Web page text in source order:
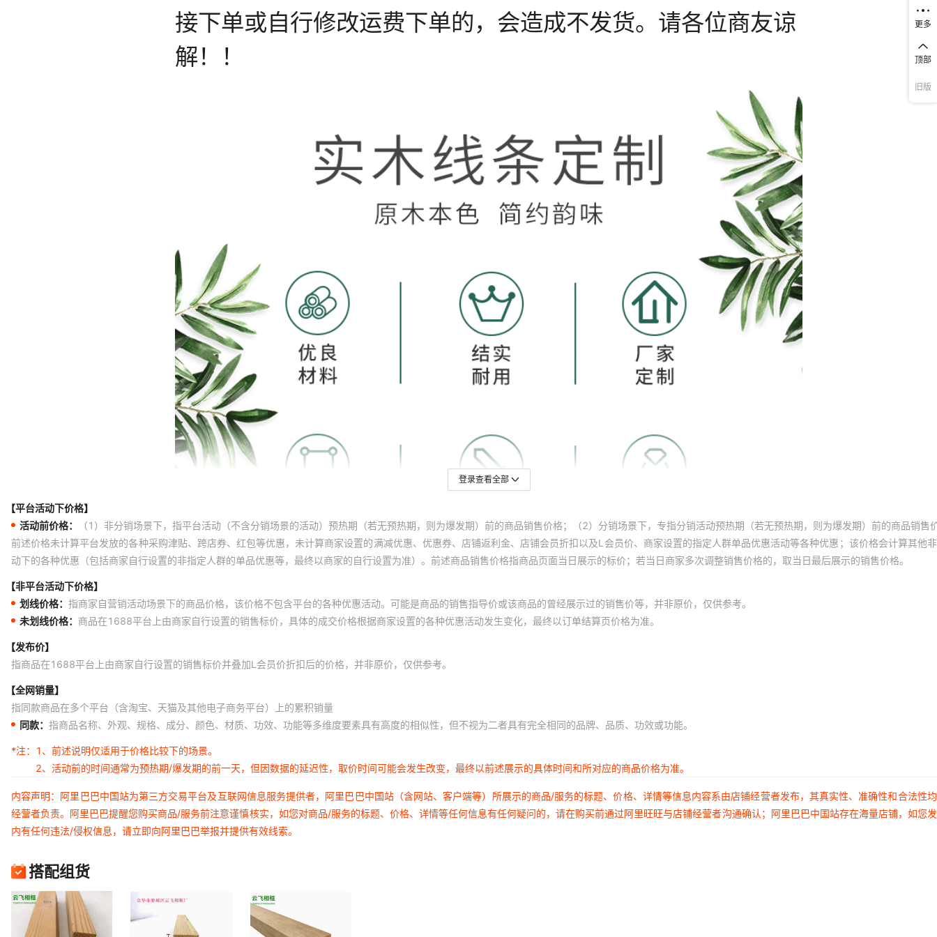
登录查看全部
【平台活动下价格】
活动前价格：
（1）非分销场景下，指平台活动（不含分销场景的活动）预热期（若无预热期，则为爆发期）前的商品销售价格；（2）分销场景下，专指分销活动预热期（若无预热期，则为爆发期）前的商品销售
前述价格未计算平台发放的各种采购津贴、跨店券、红包等优惠，未计算商家设置的满减优惠、优惠券、店铺返利金、店铺会员折扣以及L会员价、商家设置的指定人群单品优惠活动等各种优惠；该价格会计算其他
动下的各种优惠（包括商家自行设置的非指定人群的单品优惠等，最终以商家的自行设置为准）。前述商品销售价格指商品页面当日展示的标价；若当日商家多次调整销售价格的，取当日最后展示的销售价格。
【非平台活动下价格】
划线价格： 指商家自营销活动场景下的商品价格，该价格不包含平台的各种优惠活动。可能是商品的销售指导价或该商品的曾经展示过的销售价等，并非原价，仅供参考。
未划线价格： 商品在1688平台上由商家自行设置的销售标价，具体的成交价格根据商家设置的各种优惠活动发生变化，最终以订单结算页价格为准。
【发布价】
指商品在1688平台上由商家自行设置的销售标价并叠加L会员价折扣后的价格，并非原价，仅供参考。
【全网销量】
指同款商品在多个平台（含淘宝、天猫及其他电子商务平台）上的累积销量
同款： 指商品名称、外观、规格、成分、颜色、材质、功效、功能等多维度要素具有高度的相似性，但不视为二者具有完全相同的品牌、品质、功效或功能。
*注：
1、前述说明仅适用于价格比较下的场景。
2、活动前的时间通常为预热期/爆发期的前一天，但因数据的延迟性，取价时间可能会发生改变，最终以前述展示的具体时间和所对应的商品价格为准。
内容声明：阿里巴巴中国站为第三方交易平台及互联网信息服务提供者，阿里巴巴中国站（含网站、客户端等）所展示的商品/服务的标题、价格、详情等信息内容系由店铺经营者发布，其真实性、准确性和合法性
经营者负责。阿里巴巴提醒您购买商品/服务前注意谨慎核实，如您对商品/服务的标题、价格、详情等任何信息有任何疑问的，请在购买前通过阿里旺旺与店铺经营者沟通确认；阿里巴巴中国站存在海量店铺，如您
内有任何违法/侵权信息，请立即向阿里巴巴举报并提供有效线索。
搭配组货
更多
顶部
旧版